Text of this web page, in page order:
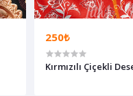
250₺
Kırmızılı Çiçekli